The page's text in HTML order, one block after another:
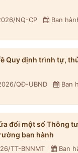
NQ-CP Ban
Quy định trình tự,
QĐ-UBND Ban
đổi một số Thông
ban hành
TT-BNNMT Ban